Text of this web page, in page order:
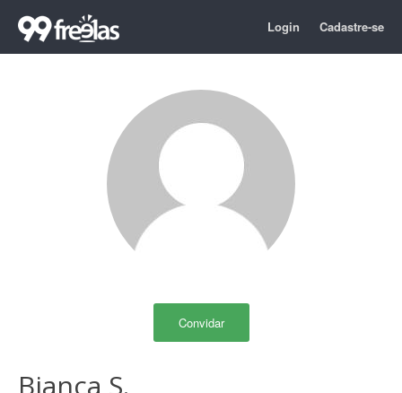
Login Cadastre-se
Convidar
Bianca S.